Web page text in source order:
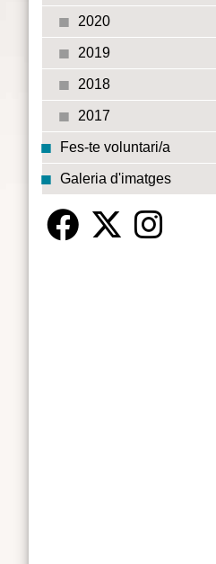
2020
2019
2018
2017
Fes-te voluntari/a
Galeria d'imatges